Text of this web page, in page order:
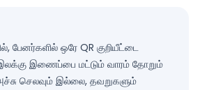
பேனர்களில் ஒரே QR குறியீட்டை
இணைப்பை மட்டும் வாரம் தோறும்
செலவும் இல்லை, தவறுகளும்